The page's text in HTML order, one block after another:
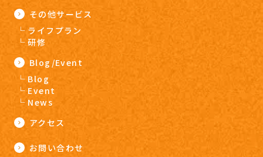
その他サービス
ライフプラン
研修
Blog/Event
Blog
Event
News
アクセス
お問い合わせ